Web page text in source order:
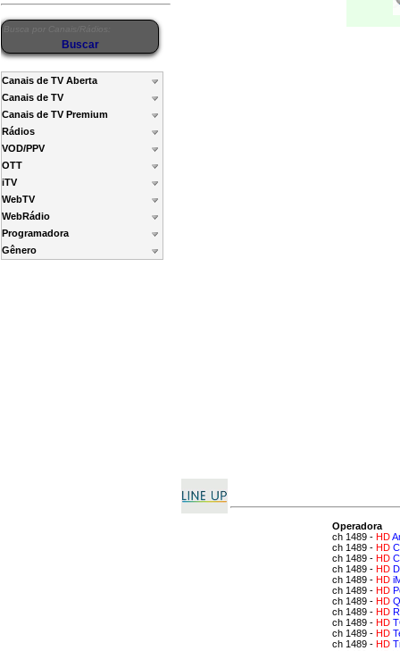
Canais de TV Aberta
Canais de TV
Canais de TV Premium
Rádios
VOD/PPV
OTT
iTV
WebTV
WebRádio
Programadora
Gênero
Operadora
ch 1489 - HD
ch 1489 - HD
ch 1489 - HD
ch 1489 - HD
ch 1489 - HD
ch 1489 - HD
ch 1489 - HD
ch 1489 - HD
ch 1489 - HD
ch 1489 - HD
ch 1489 - HD